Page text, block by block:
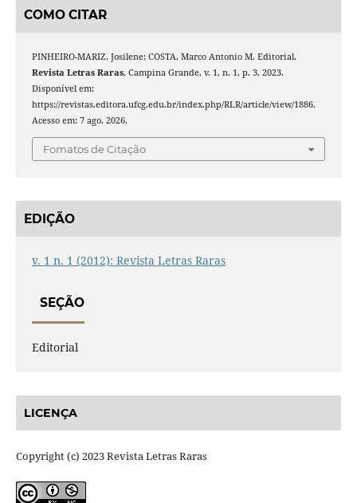
COMO CITAR
PINHEIRO-MARIZ, Josilene; COSTA, Marco Antonio M. Editorial.
Revista Letras Raras, Campina Grande, v. 1, n. 1, p. 3, 2023.
Disponível em:
https://revistas.editora.ufcg.edu.br/index.php/RLR/article/view/1886.
Acesso em: 7 ago. 2026.
Fomatos de Citação
EDIÇÃO
v. 1 n. 1 (2012): Revista Letras Raras
SEÇÃO
Editorial
LICENÇA
Copyright (c) 2023 Revista Letras Raras